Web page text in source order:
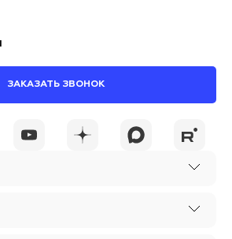
ЗАКАЗАТЬ ЗВОНОК